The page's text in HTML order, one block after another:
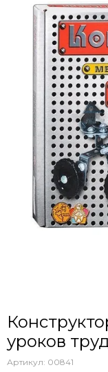
уроков
Артикул: 00841